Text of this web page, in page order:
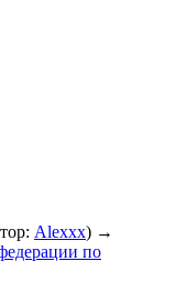
Alexxx) →
по